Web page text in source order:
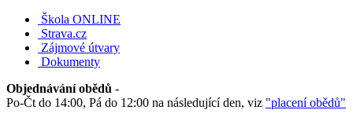
Škola ONLINE
Strava.cz
Zájmové útvary
Dokumenty
Objednávání obědů -
Po-Čt do 14:00, Pá do 12:00 na následující den, viz "placení obědů"